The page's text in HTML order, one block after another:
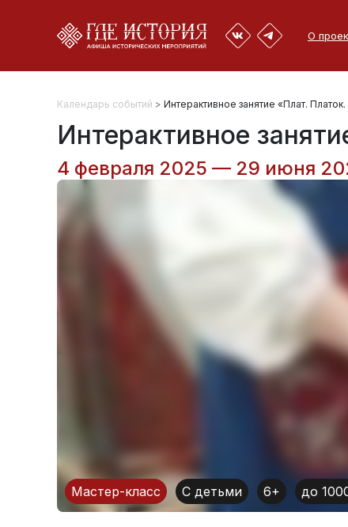
О
Календарь событий > Интерактивное занятие «Плат.
Интерактивное
4 февраля 2025 — 29 июня
Мастер-класс С детьми 6+ до